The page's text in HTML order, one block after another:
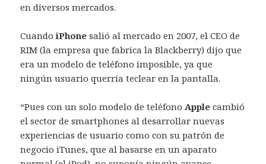
en diversos mercados.
Cuando iPhone salió al mercado en 2007, el CEO de
RIM (la empresa que fabrica la Blackberry) dijo que
era un modelo de teléfono imposible, ya que
ningún usuario querría teclear en la pantalla.
“Pues con un solo modelo de teléfono Apple cambió
el sector de smartphones al desarrollar nuevas
experiencias de usuario como con su patrón de
negocio iTunes, que al basarse en un aparato